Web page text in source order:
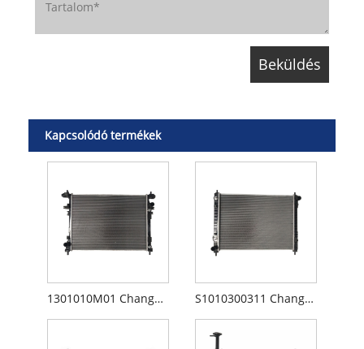
Kapcsolódó termékek
1301010M01 Changan CS75 radiátor S1010300311 Changan CS35 radiátor